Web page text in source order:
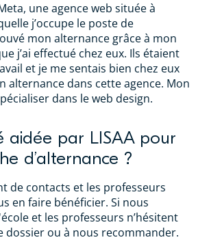
une agence web située à
j’occupe le poste de
mon alternance grâce à mon
j’ai effectué chez eux. Ils étaient
et je me sentais bien chez eux
alternance dans cette agence. Mon
dans le web design.
aidée par LISAA pour
d’alternance ?
de contacts et les professeurs
en faire bénéficier. Si nous
et les professeurs n’hésitent
dossier ou à nous recommander.